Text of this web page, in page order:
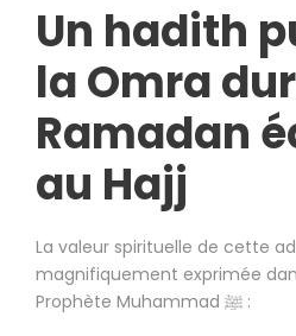
Un hadith
la Omra
Ramadan
au Hajj
La valeur spirituelle de cette
magnifiquement exprimée
Prophète Muhammad ﷺ :